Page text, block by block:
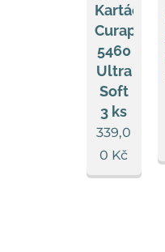
Kartáček
Curaprox
5460
Ultra
Soft
3 ks
339,0
0 Kč